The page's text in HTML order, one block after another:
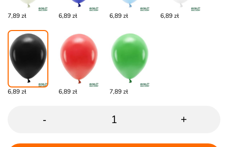
7,89 zł 6,89 zł 6,89 zł 6,89 zł
6,89 zł 6,89 zł 7,89 zł
- +